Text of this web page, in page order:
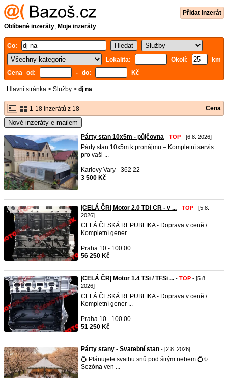
Přidat inzerát
Oblíbené inzeráty, Moje inzeráty
Co:
Lokalita:
Okolí:
km
Cena od:
- do: Kč
Hlavní stránka > Služby > dj na
1-18 inzerátů z 18 Cena
Nové inzeráty e-mailem
Párty stan 10x5m - půjčovna - TOP - [6.8. 2026]
Párty stan 10x5m k pronájmu – Kompletní servis
pro vaši ...
Karlovy Vary - 362 22
3 500 Kč
|CELÁ ČR| Motor 2.0 TDi CR - v ... - TOP - [5.8.
2026]
CELÁ ČESKÁ REPUBLIKA - Doprava v ceně /
Kompletní gener ...
Praha 10 - 100 00
56 250 Kč
|CELÁ ČR| Motor 1.4 TSi / TFSi ... - TOP - [5.8.
2026]
CELÁ ČESKÁ REPUBLIKA - Doprava v ceně /
Kompletní gener ...
Praha 10 - 100 00
51 250 Kč
Párty stany - Svatební stan - [2.8. 2026]
💍 Plánujete svatbu snů pod širým nebem 💍✨
Sezóna ven ...